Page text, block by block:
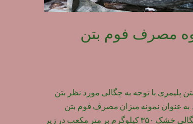
مصرف فوم بتن
پلیمری با توجه به چگالی مورد نظر بتن
عنوان نمونه میزان مصرف فوم بتن
پلیمری برای بتن با چگالی خشک ۳۵۰ کیلوگرم بر متر مکعب در زیر